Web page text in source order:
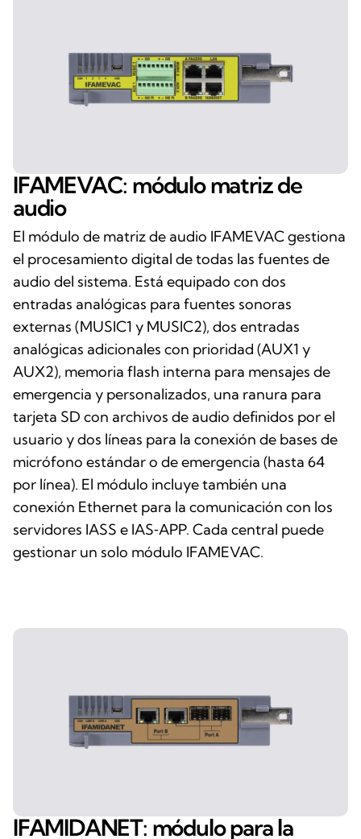
IFAMEVAC: módulo matriz de
audio
El módulo de matriz de audio IFAMEVAC gestiona
el procesamiento digital de todas las fuentes de
audio del sistema. Está equipado con dos
entradas analógicas para fuentes sonoras
externas (MUSIC1 y MUSIC2), dos entradas
analógicas adicionales con prioridad (AUX1 y
AUX2), memoria flash interna para mensajes de
emergencia y personalizados, una ranura para
tarjeta SD con archivos de audio definidos por el
usuario y dos líneas para la conexión de bases de
micrófono estándar o de emergencia (hasta 64
por línea). El módulo incluye también una
conexión Ethernet para la comunicación con los
servidores IASS e IAS‑APP. Cada central puede
gestionar un solo módulo IFAMEVAC.
IFAMIDANET: módulo para la